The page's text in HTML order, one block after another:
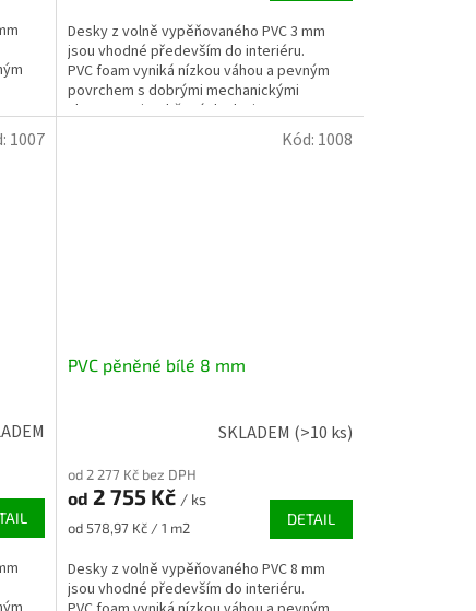
Desky z volně vypěňovaného PVC 3 mm
jsou vhodné především do interiéru.
PVC foam vyniká nízkou váhou a pevným
povrchem s dobrými mechanickými
vlastnostmi. Lehčená deska je...
1007
PVC pěněné bílé 8 mm
SKLADEM (>10 ks)
od 2 277 Kč bez DPH
od 2 755 Kč / ks
Měrná
od 578,97 Kč / 1 m2 DETAIL
Desky z volně vypěňovaného PVC 8 mm
jsou vhodné především do interiéru.
Kód: 1008